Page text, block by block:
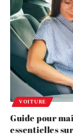
VOITURE
Guide pour
essentielles